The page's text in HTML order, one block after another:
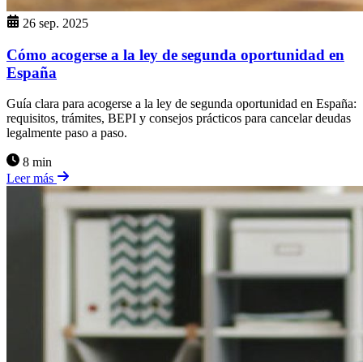
26 sep. 2025
Cómo acogerse a la ley de segunda oportunidad en
España
Guía clara para acogerse a la ley de segunda oportunidad en España:
requisitos, trámites, BEPI y consejos prácticos para cancelar deudas
legalmente paso a paso.
8 min
Leer más